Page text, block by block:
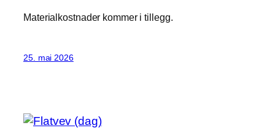
Materialkostnader kommer i tillegg.
25. mai 2026